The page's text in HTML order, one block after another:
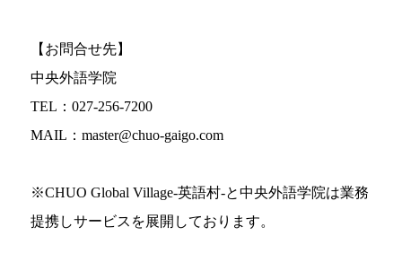
【お問合せ先】
中央外語学院
TEL：027-256-7200
MAIL：master@chuo-gaigo.com
※CHUO Global Village-英語村-と中央外語学院は業務
提携しサービスを展開しております。